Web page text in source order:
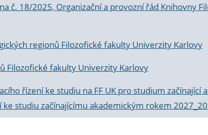
č. 18/2025, Organizační a provozní řád Knihovny
regionů Filozofické fakulty Univerzity Karlovy
Filozofické fakulty Univerzity Karlovy
řízení ke studiu na FF UK pro studium začínající
studiu začínajícímu akademickým rokem